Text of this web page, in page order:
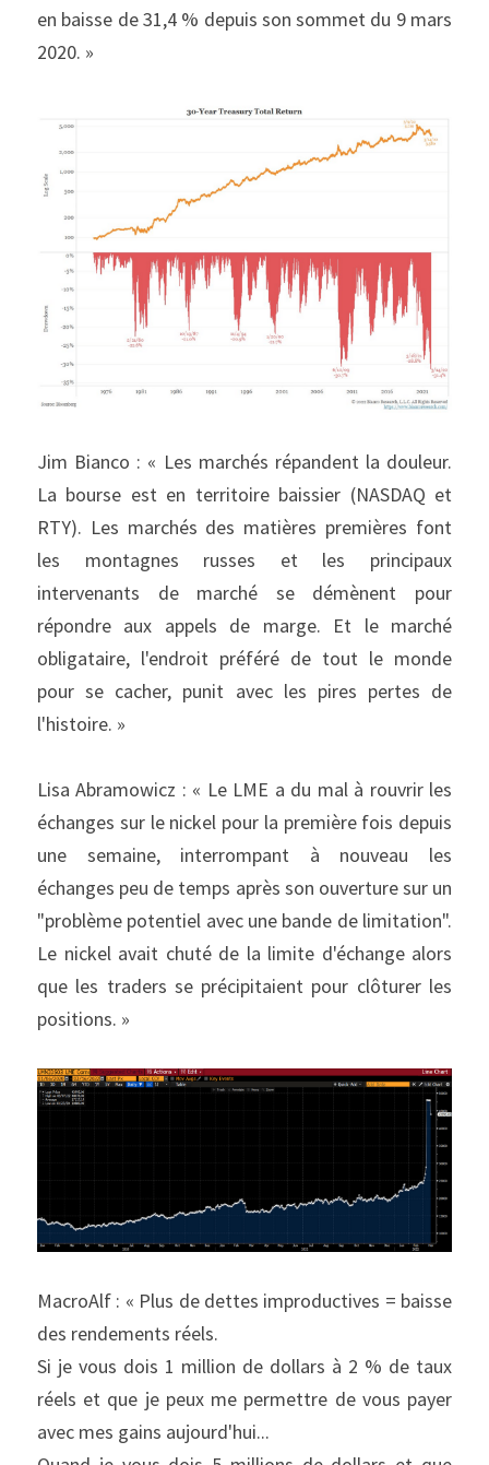
en baisse de 31,4 % depuis son sommet du 9 mars
2020. »
Jim Bianco : « Les marchés répandent la douleur.
La bourse est en territoire baissier (NASDAQ et
RTY). Les marchés des matières premières font
les montagnes russes et les principaux
intervenants de marché se démènent pour
répondre aux appels de marge. Et le marché
obligataire, l'endroit préféré de tout le monde
pour se cacher, punit avec les pires pertes de
l'histoire. »
Lisa Abramowicz : « Le LME a du mal à rouvrir les
échanges sur le nickel pour la première fois depuis
une semaine, interrompant à nouveau les
échanges peu de temps après son ouverture sur un
"problème potentiel avec une bande de limitation".
Le nickel avait chuté de la limite d'échange alors
que les traders se précipitaient pour clôturer les
positions. »
MacroAlf : « Plus de dettes improductives = baisse
des rendements réels.
Si je vous dois 1 million de dollars à 2 % de taux
réels et que je peux me permettre de vous payer
avec mes gains aujourd'hui...